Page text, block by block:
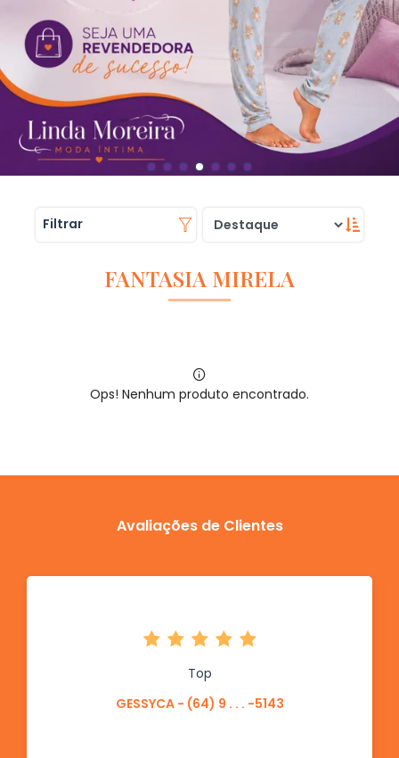
Filtrar
FANTASIA MIRELA
Ops! Nenhum produto encontrado.
Avaliações de Clientes
Top
GESSYCA - (64) 9 . . . -5143